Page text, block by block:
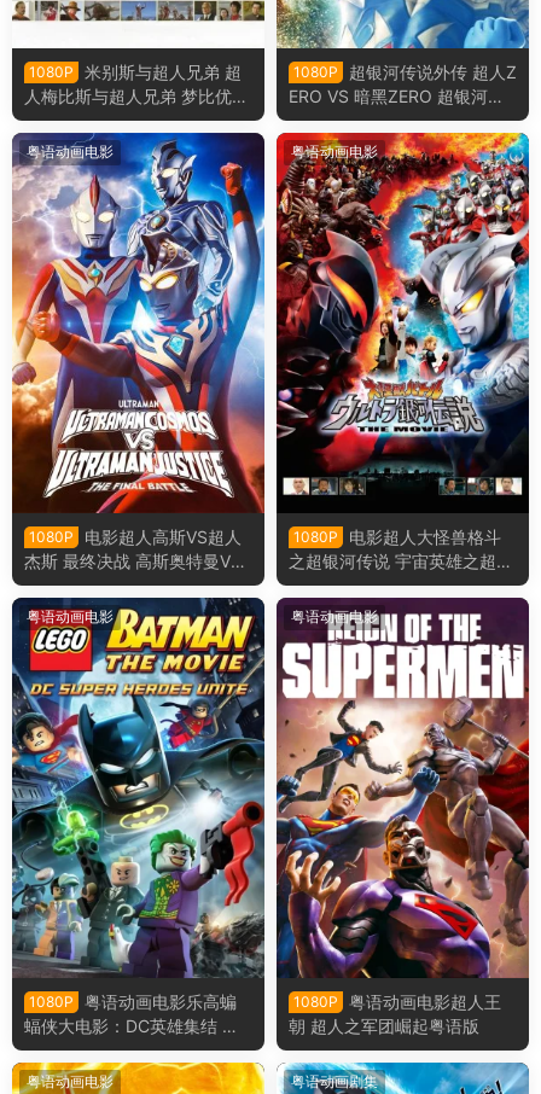
1080P
米别斯与超人兄弟 超
人梅比斯与超人兄弟 梦比优斯
奥特曼和奥特兄弟粤语版
1080P
超银河传说外传 超人Z
ERO VS 暗黑ZERO 超银河传
说外传：赛罗奥特曼vs黑暗独
眼巨人赛罗粤语版
粤语动画电影
1080P
电影超人高斯VS超人
杰斯 最终决战 高斯奥特曼VS
杰斯提斯奥特曼 高斯迪斯终极
之战粤语版
粤语动画电影
1080P
电影超人大怪兽格斗
之超银河传说 宇宙英雄之超银
河传说粤语版
粤语动画电影
1080P
粤语动画电影乐高蝙
蝠侠大电影：DC英雄集结 乐
高蝙蝠侠超级英雄大出击粤语
版
粤语动画电影
1080P
粤语动画电影超人王
朝 超人之军团崛起粤语版
粤语动画电影 粤语动画剧集